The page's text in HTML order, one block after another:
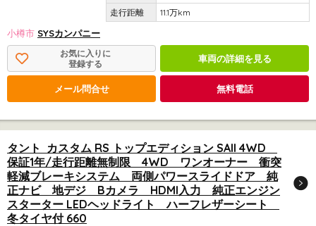
11.1万km
小樽市 SYSカンパニー
お気に入りに
登録する
車両の詳細を見る
メール問合せ 無料電話
タント カスタム RS トップエディション SAII 4WD
保証1年/走行距離無制限 4WD ワンオーナー 衝突
軽減ブレーキシステム 両側パワースライドドア 純
正ナビ 地デジ Bカメラ HDMI入力 純正エンジン
スターター LEDヘッドライト ハーフレザーシート
冬タイヤ付 660